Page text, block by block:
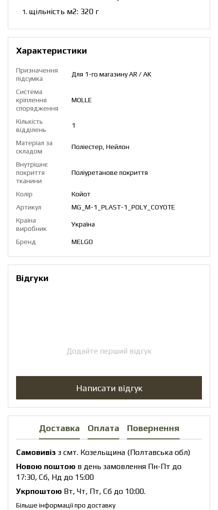
щільність м2: 320 г
Характеристики
Призначення
підсумка
Для 1-го магазину AR / AK
Система
кріплення
спорядження
MOLLE
Кількість
відділень
1
Матеріал за
складом
Поліестер, Нейлон
Внутрішнє
покриття
тканини
Поліуретанове покриття
Колір
Койот
Артикул
MG_М-1_PLAST-1_POLY_COYOTE
Країна
виробник
Україна
Бренд MELGO
Відгуки
Додайте перший відгук
Написати відгук
Доставка Оплата Повернення
Самовивіз з смт. Козельщина (Полтавська обл)
Новою поштою в день замовлення Пн-Пт до
17:30, Сб, Нд до 15:00
Укрпоштою Вт, Чт, Пт, Сб до 10:00.
Більше інформації про доставку